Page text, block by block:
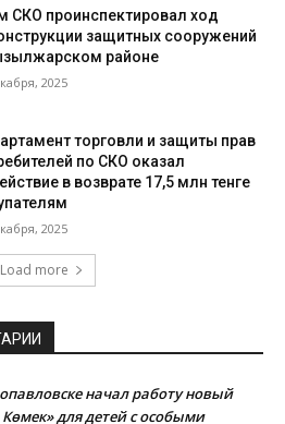
СКО проинспектировал ход
защитных сооружений
районе
2025
торговли и защиты прав
по СКО оказал
в возврате 17,5 млн тенге
2025
Load more
начал работу новый
для детей с особыми